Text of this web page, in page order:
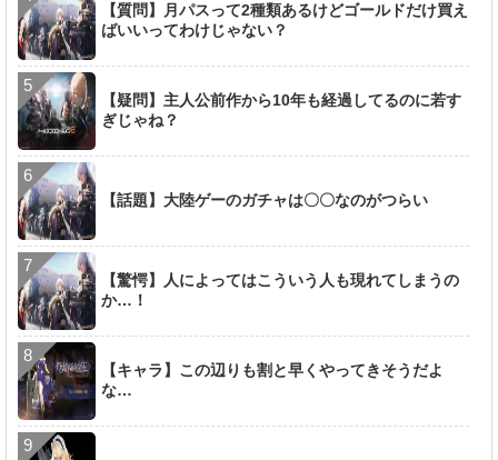
【質問】月パスって2種類あるけどゴールドだけ買え
ばいいってわけじゃない？
【疑問】主人公前作から10年も経過してるのに若す
ぎじゃね？
【話題】大陸ゲーのガチャは〇〇なのがつらい
【驚愕】人によってはこういう人も現れてしまうの
か…！
【キャラ】この辺りも割と早くやってきそうだよ
な…